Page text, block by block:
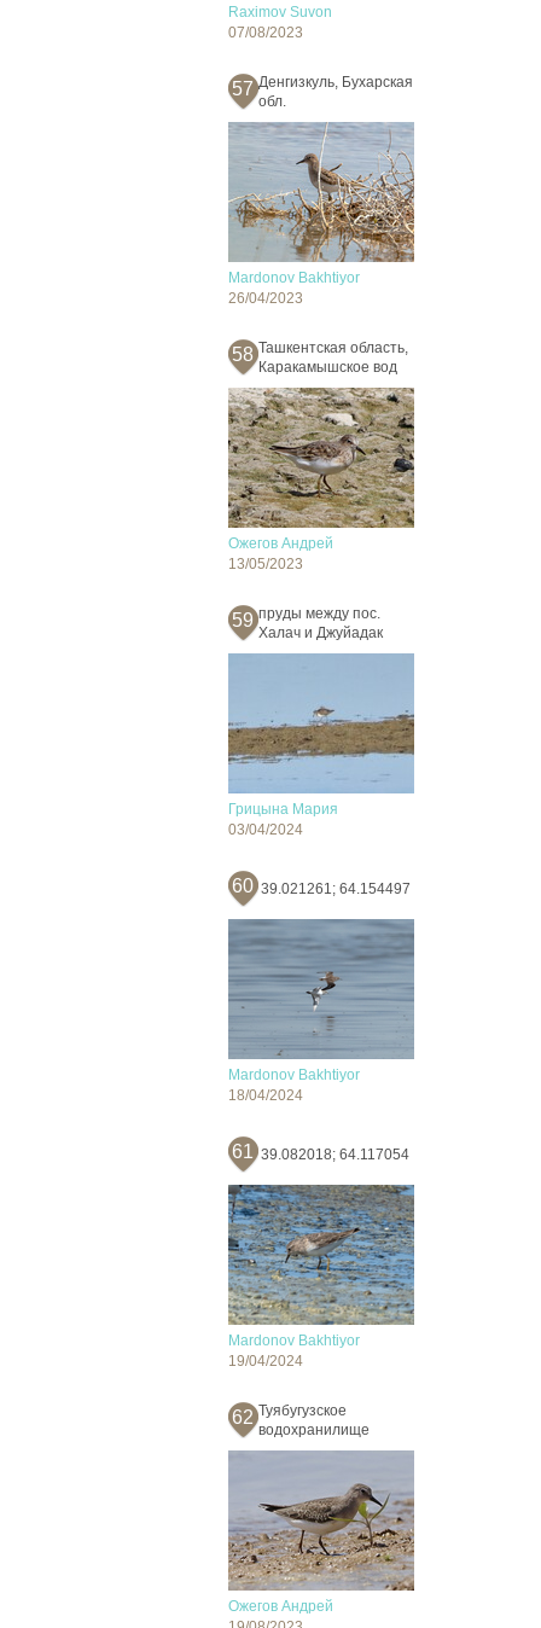
Raximov Suvon
07/08/2023
57 Денгизкуль, Бухарская
обл.
Mardonov Bakhtiyor
26/04/2023
58 Ташкентская область,
Каракамышское вод
Ожегов Андрей
13/05/2023
59 пруды между пос.
Халач и Джуйадак
Грицына Мария
03/04/2024
60 39.021261; 64.154497
Mardonov Bakhtiyor
18/04/2024
61 39.082018; 64.117054
Mardonov Bakhtiyor
19/04/2024
62 Туябугузское
водохранилище
Ожегов Андрей